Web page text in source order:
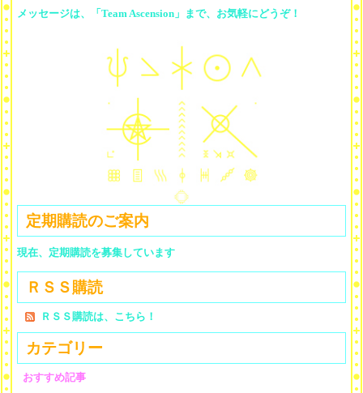
メッセージは、「Team Ascension」まで、お気軽にどうぞ！
定期購読のご案内
現在、定期購読を募集しています
ＲＳＳ購読
ＲＳＳ購読は、こちら！
カテゴリー
おすすめ記事